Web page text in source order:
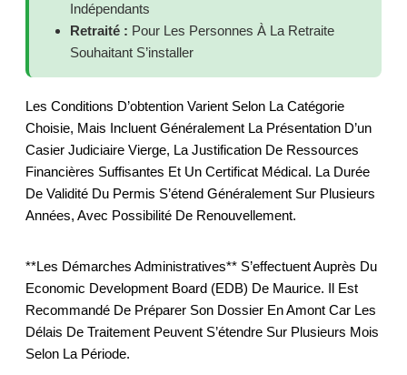
Indépendants
Retraité : Pour Les Personnes À La Retraite
Souhaitant S’installer
Les Conditions D’obtention Varient Selon La Catégorie
Choisie, Mais Incluent Généralement La Présentation D’un
Casier Judiciaire Vierge, La Justification De Ressources
Financières Suffisantes Et Un Certificat Médical. La Durée
De Validité Du Permis S’étend Généralement Sur Plusieurs
Années, Avec Possibilité De Renouvellement.
**Les Démarches Administratives** S’effectuent Auprès Du
Economic Development Board (EDB) De Maurice. Il Est
Recommandé De Préparer Son Dossier En Amont Car Les
Délais De Traitement Peuvent S’étendre Sur Plusieurs Mois
Selon La Période.